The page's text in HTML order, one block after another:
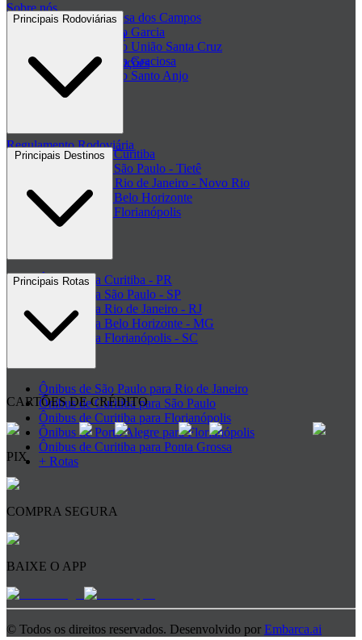
Sobre nós
Central de ajuda - FAQ
Regulamento de Promoções
Clube de ofertas
Regulamento Rodoviária
Passagem Princesa dos Campos
Passagem Viação Garcia
Passagem Viação União Santa Cruz
Passagem Viação Graciosa
Passagem Viação Santo Anjo
+ Viações
Principais Rodoviárias
Rodoviária de Curitiba
Rodoviária de São Paulo - Tietê
Rodoviária do Rio de Janeiro - Novo Rio
Rodoviária de Belo Horizonte
Rodoviária de Florianópolis
+ Rodoviárias
Ônibus para Curitiba - PR
Ônibus para São Paulo - SP
Ônibus para Rio de Janeiro - RJ
Ônibus para Belo Horizonte - MG
Ônibus para Florianópolis - SC
Principais Rotas
Ônibus de São Paulo para Rio de Janeiro
Ônibus de Curitiba para São Paulo
Ônibus de Curitiba para Florianópolis
Ônibus de Porto Alegre para Florianópolis
Ônibus de Curitiba para Ponta Grossa
+ Rotas
CARTÕES DE CRÉDITO
PIX
COMPRA SEGURA
BAIXE O APP
© Todos os direitos reservados. Desenvolvido por Embarca.ai